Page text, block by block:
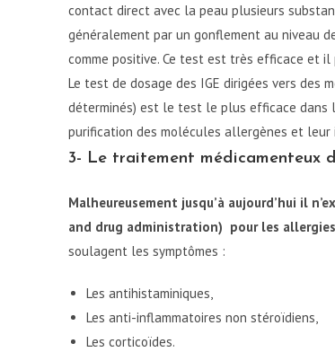
contact direct avec la peau plusieurs
généralement par un gonflement au niveau
comme positive. Ce test est très efficace et
Le test de dosage des IGE dirigées vers des
déterminés) est le test le plus efficace dans
purification des molécules allergènes et leur
3- Le traitement médicamenteux
Malheureusement jusqu’à aujourd’hui il
and drug administration) pour les
soulagent les symptômes :
Les antihistaminiques,
Les anti-inflammatoires non stéroïdiens,
Les corticoïdes.